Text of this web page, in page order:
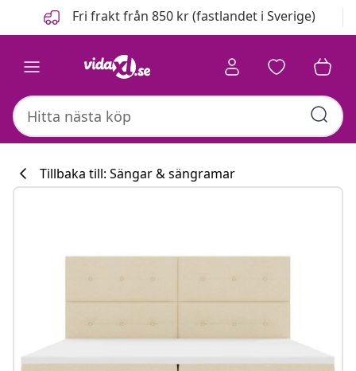
FöregåendeFri frakt från 850 kr (fastlandet i Sverige)
Tillbaka till: Sängar & sängramar